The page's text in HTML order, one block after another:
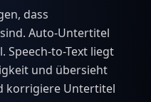
dass
Auto-Untertitel
Speech-to-Text liegt
und übersieht
korrigiere Untertitel